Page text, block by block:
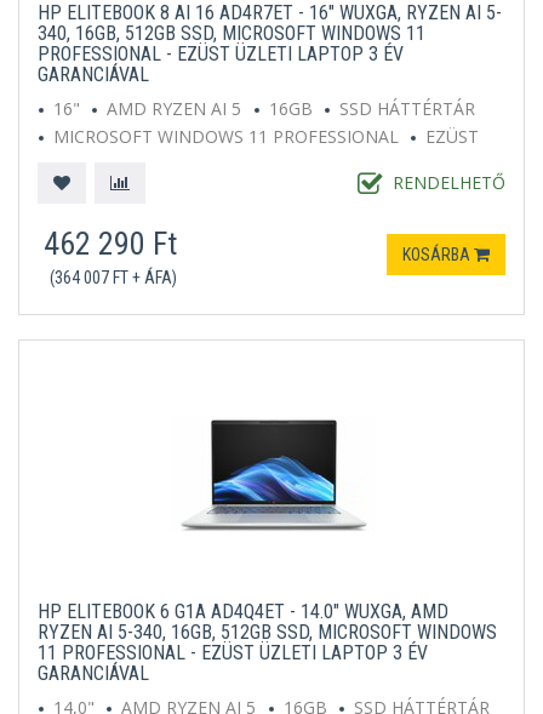
HP ELITEBOOK 8 AI 16 AD4R7ET - 16" WUXGA, RYZEN AI 5-
340, 16GB, 512GB SSD, MICROSOFT WINDOWS 11
PROFESSIONAL - EZÜST ÜZLETI LAPTOP 3 ÉV
GARANCIÁVAL
16"
AMD RYZEN AI 5 16GB
SSD HÁTTÉRTÁR
MICROSOFT WINDOWS 11 PROFESSIONAL
EZÜST
RENDELHETŐ
462 290 Ft
(364 007 FT + ÁFA)
KOSÁRBA
HP ELITEBOOK 6 G1A AD4Q4ET - 14.0" WUXGA, AMD
RYZEN AI 5-340, 16GB, 512GB SSD, MICROSOFT WINDOWS
11 PROFESSIONAL - EZÜST ÜZLETI LAPTOP 3 ÉV
GARANCIÁVAL
14,0"
AMD RYZEN AI 5 16GB
SSD HÁTTÉRTÁR